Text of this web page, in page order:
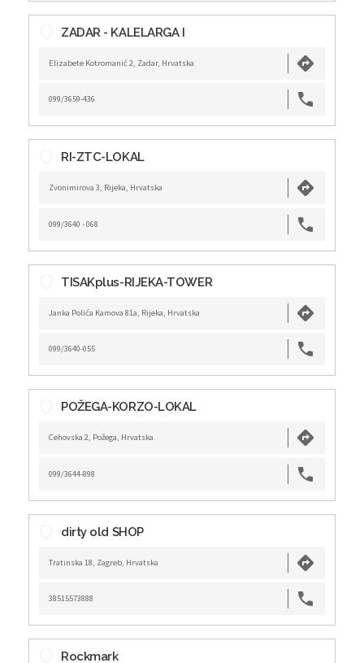
ZADAR - KALELARGA I
Elizabete Kotromanić 2, Zadar, Hrvatska
099/3659-436
RI-ZTC-LOKAL
Zvonimirova 3, Rijeka, Hrvatska
099/3640 - 068
TISAKplus-RIJEKA-TOWER
Janka Polića Kamova 81a, Rijeka, Hrvatska
099/3640-055
POŽEGA-KORZO-LOKAL
Cehovska 2, Požega, Hrvatska
099/3644-898
dirty old SHOP
Tratinska 18, Zagreb, Hrvatska
38515573888
Rockmark